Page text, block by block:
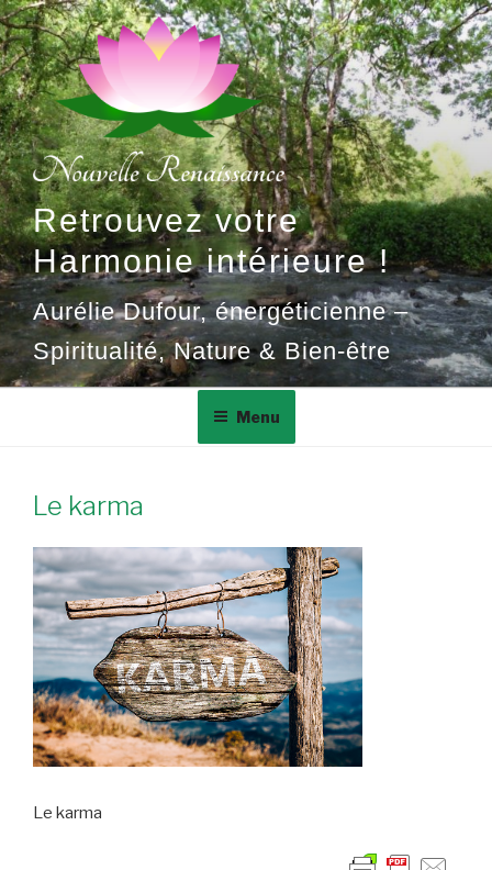
Aller
au
contenu
principal
Retrouvez votre
Harmonie intérieure !
Aurélie Dufour, énergéticienne –
Spiritualité, Nature & Bien-être
Menu
Le karma
Le karma